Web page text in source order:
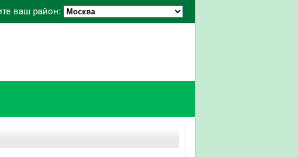
ваш район: